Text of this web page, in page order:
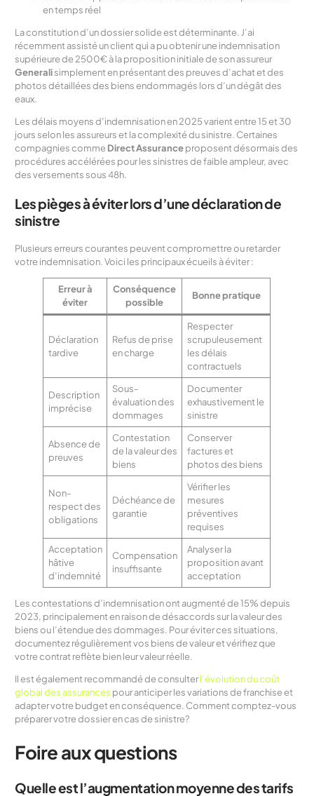
en temps réel
La constitution d’un dossier solide est déterminante. J’ai
récemment assisté un client qui a pu obtenir une indemnisation
supérieure de 2500€ à la proposition initiale de son assureur
Generalisimplement en présentant des preuves d’achat et des
photos détaillées des biens endommagés lors d’un dégât des
eaux.
Les délais moyens d’indemnisation en 2025 varient entre 15 et 30
jours selon les assureurs et la complexité du sinistre. Certaines
compagnies commeDirect Assuranceproposent désormais des
procédures accélérées pour les sinistres de faible ampleur, avec
des versements sous 48h.
Les pièges à éviter lors d’une déclaration de
sinistre
Plusieurs erreurs courantes peuvent compromettre ou retarder
votre indemnisation. Voici les principaux écueils à éviter :
Erreur à
éviter
Conséquence
possible
Bonne pratique
Déclaration
tardive
Refus de prise
en charge
Respecter
scrupuleusement
les délais
contractuels
Description
imprécise
Sous-
évaluation des
dommages
Documenter
exhaustivement le
sinistre
Absence de
preuves
Contestation
de la valeur des
biens
Conserver
factures et
photos des biens
Non-
respect des
obligations
Déchéance de
garantie
Vérifier les
mesures
préventives
requises
Acceptation
hâtive
d’indemnité
Compensation
insuffisante
Analyser la
proposition avant
acceptation
Les contestations d’indemnisation ont augmenté de 15% depuis
2023, principalement en raison de désaccords sur la valeur des
biens ou l’étendue des dommages. Pour éviter ces situations,
documentez régulièrement vos biens de valeur et vérifiez que
votre contrat reflète bien leur valeur réelle.
Il est également recommandé de consulterl’évolution du coût
global des assurances pour anticiper les variations de franchise et
adapter votre budget en conséquence. Comment comptez-vous
préparer votre dossier en cas de sinistre?
Foire aux questions
Quelle est l’augmentation moyenne des tarifs